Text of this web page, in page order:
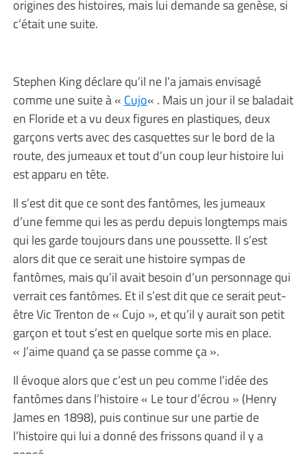
origines des histoires, mais lui demande sa genèse, si
c’était une suite.
Stephen King déclare qu’il ne l’a jamais envisagé
comme une suite à « Cujo« . Mais un jour il se baladait
en Floride et a vu deux figures en plastiques, deux
garçons verts avec des casquettes sur le bord de la
route, des jumeaux et tout d’un coup leur histoire lui
est apparu en tête.
Il s’est dit que ce sont des fantômes, les jumeaux
d’une femme qui les as perdu depuis longtemps mais
qui les garde toujours dans une poussette. Il s’est
alors dit que ce serait une histoire sympas de
fantômes, mais qu’il avait besoin d’un personnage qui
verrait ces fantômes. Et il s’est dit que ce serait peut-
être Vic Trenton de « Cujo », et qu’il y aurait son petit
garçon et tout s’est en quelque sorte mis en place.
« J’aime quand ça se passe comme ça ».
Il évoque alors que c’est un peu comme l’idée des
fantômes dans l’histoire « Le tour d’écrou » (Henry
James en 1898), puis continue sur une partie de
l’histoire qui lui a donné des frissons quand il y a